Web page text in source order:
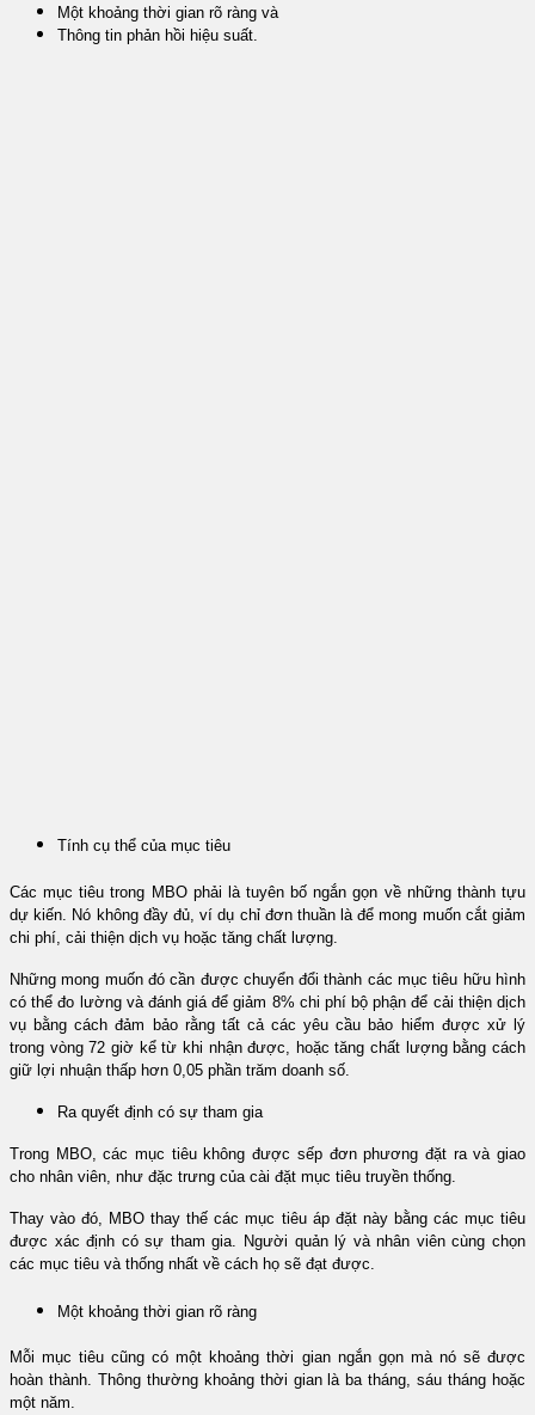
Một khoảng thời gian rõ ràng và
Thông tin phản hồi hiệu suất.
Tính cụ thể của mục tiêu
Các mục tiêu trong MBO phải là tuyên bố ngắn gọn về những thành tựu
dự kiến. Nó không đầy đủ, ví dụ chỉ đơn thuần là để mong muốn cắt giảm
chi phí, cải thiện dịch vụ hoặc tăng chất lượng.
Những mong muốn đó cần được chuyển đổi thành các mục tiêu hữu hình
có thể đo lường và đánh giá để giảm 8% chi phí bộ phận để cải thiện dịch
vụ bằng cách đảm bảo rằng tất cả các yêu cầu bảo hiểm được xử lý
trong vòng 72 giờ kể từ khi nhận được, hoặc tăng chất lượng bằng cách
giữ lợi nhuận thấp hơn 0,05 phần trăm doanh số.
Ra quyết định có sự tham gia
Trong MBO, các mục tiêu không được sếp đơn phương đặt ra và giao
cho nhân viên, như đặc trưng của cài đặt mục tiêu truyền thống.
Thay vào đó, MBO thay thế các mục tiêu áp đặt này bằng các mục tiêu
được xác định có sự tham gia. Người quản lý và nhân viên cùng chọn
các mục tiêu và thống nhất về cách họ sẽ đạt được.
Một khoảng thời gian rõ ràng
Mỗi mục tiêu cũng có một khoảng thời gian ngắn gọn mà nó sẽ được
hoàn thành. Thông thường khoảng thời gian là ba tháng, sáu tháng hoặc
một năm.